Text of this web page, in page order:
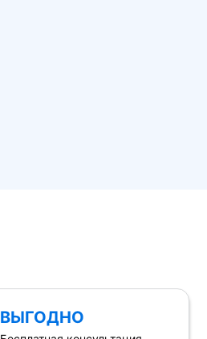
ВЫГОДНО